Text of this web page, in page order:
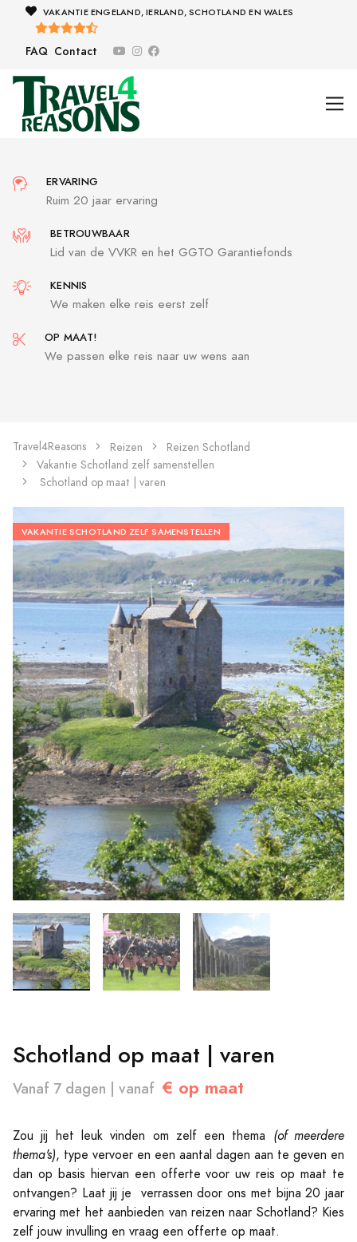
VAKANTIE ENGELAND, IERLAND, SCHOTLAND EN WALES
FAQ Contact
ERVARING
Ruim 20 jaar ervaring
BETROUWBAAR
Lid van de VVKR en het GGTO Garantiefonds
KENNIS
We maken elke reis eerst zelf
OP MAAT!
We passen elke reis naar uw wens aan
Travel4Reasons Reizen
Reizen Schotland
Vakantie Schotland zelf samenstellen
Schotland op maat | varen
VAKANTIE SCHOTLAND ZELF SAMENSTELLEN
Schotland op maat | varen
Vanaf 7 dagen | vanaf € op maat
Zou jij het leuk vinden om zelf een thema (of meerdere
thema's), type vervoer en een aantal dagen aan te geven en
dan op basis hiervan een offerte voor uw reis op maat te
ontvangen? Laat jij je verrassen door ons met bijna 20 jaar
ervaring met het aanbieden van reizen naar Schotland? Kies
zelf jouw invulling en vraag een offerte op maat.